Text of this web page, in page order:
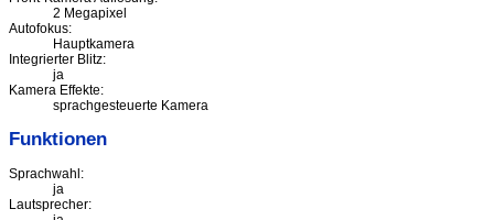
2 Megapixel
Autofokus:
Hauptkamera
Integrierter Blitz:
ja
Kamera Effekte:
sprachgesteuerte Kamera
Funktionen
Sprachwahl:
ja
Lautsprecher: